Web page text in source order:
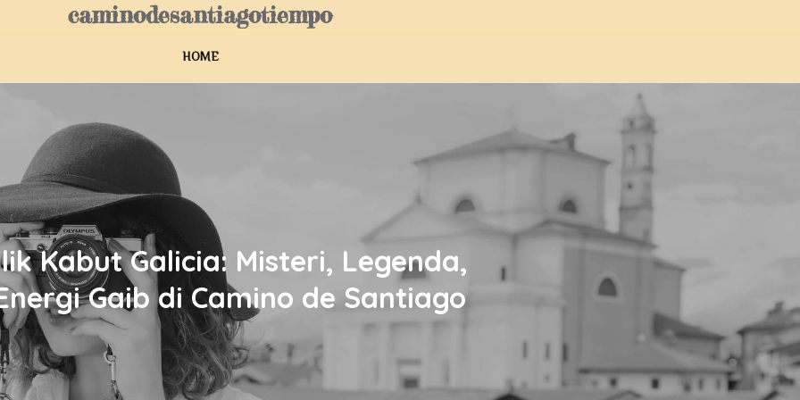
caminodesantiagotiempo
HOME
Kabut Galicia: Misteri, Legenda,
Gaib di Camino de Santiago